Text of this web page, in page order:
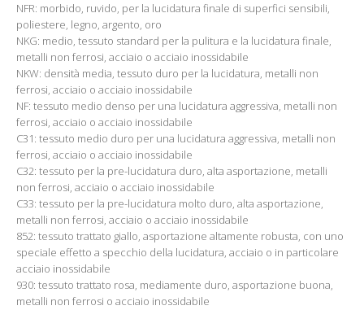
NFR: morbido, ruvido, per la lucidatura finale di superfici sensibili,
poliestere, legno, argento, oro
NKG: medio, tessuto standard per la pulitura e la lucidatura finale,
metalli non ferrosi, acciaio o acciaio inossidabile
NKW: densità media, tessuto duro per la lucidatura, metalli non
ferrosi, acciaio o acciaio inossidabile
NF: tessuto medio denso per una lucidatura aggressiva, metalli non
ferrosi, acciaio o acciaio inossidabile
C31: tessuto medio duro per una lucidatura aggressiva, metalli non
ferrosi, acciaio o acciaio inossidabile
C32: tessuto per la pre-lucidatura duro, alta asportazione, metalli
non ferrosi, acciaio o acciaio inossidabile
C33: tessuto per la pre-lucidatura molto duro, alta asportazione,
metalli non ferrosi, acciaio o acciaio inossidabile
852: tessuto trattato giallo, asportazione altamente robusta, con uno
speciale effetto a specchio della lucidatura, acciaio o in particolare
acciaio inossidabile
930: tessuto trattato rosa, mediamente duro, asportazione buona,
metalli non ferrosi o acciaio inossidabile